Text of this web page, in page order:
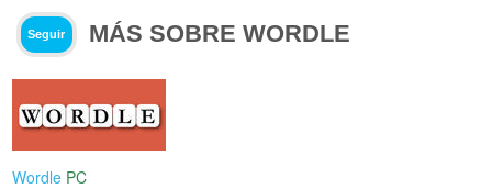
Seguir MÁS SOBRE WORDLE
Wordle PC